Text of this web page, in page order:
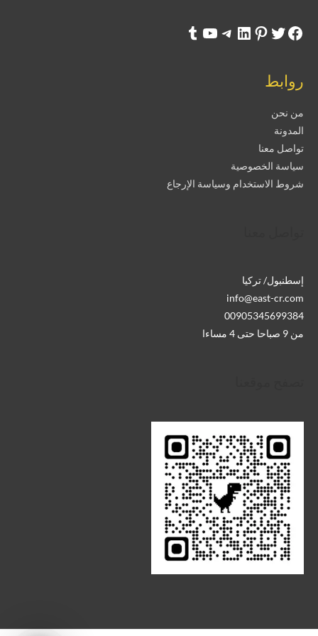
روابط
من نحن
المدونة
تواصل معنا
سياسة الخصوصية
شروط الاستخدام وسياسة الإرجاع
إسطنبول/ تركيا
info@east-cr.com
00905345699384
من 9 صباحا حتى 4 مساءا